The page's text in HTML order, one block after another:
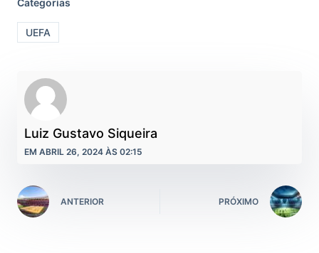
UEFA
Luiz Gustavo Siqueira
EM ABRIL 26, 2024 ÀS 02:15
ANTERIOR PRÓXIMO